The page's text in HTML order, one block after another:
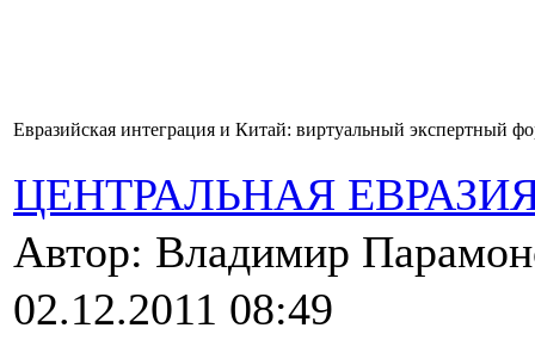
Евразийская интеграция и Китай: виртуальный экспертный
ЦЕНТРАЛЬНАЯ
Автор: Владимир
02.12.2011 08:49